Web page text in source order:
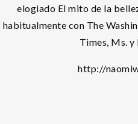
elogiado El mito de la
habitualmente con The
Times, Ms. y
http://